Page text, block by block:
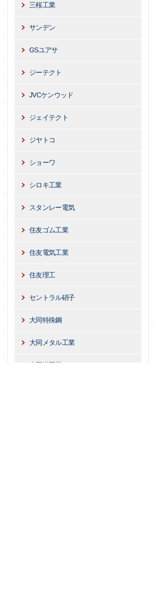
三桜工業
サンデン
GSユアサ
ジーテクト
JVCケンウッド
ジェイテクト
ジヤトコ
ショーワ
シロキ工業
スタンレー電気
住友ゴム工業
住友電気工業
住友理工
セントラル硝子
大同特殊鋼
大同メタル工業
太平洋工業